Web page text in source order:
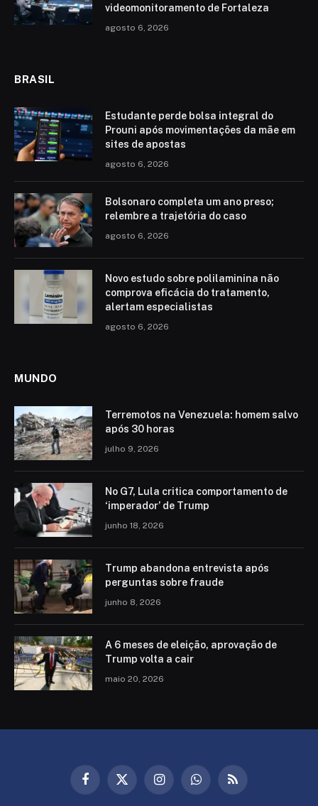
videomonitoramento de Fortaleza
agosto 6, 2026
BRASIL
Estudante perde bolsa integral do
Prouni após movimentações da mãe em
sites de apostas
agosto 6, 2026
Bolsonaro completa um ano preso;
relembre a trajetória do caso
agosto 6, 2026
Novo estudo sobre polilaminina não
comprova eficácia do tratamento,
alertam especialistas
agosto 6, 2026
MUNDO
Terremotos na Venezuela: homem salvo
após 30 horas
julho 9, 2026
No G7, Lula critica comportamento de
‘imperador’ de Trump
junho 18, 2026
Trump abandona entrevista após
perguntas sobre fraude
junho 8, 2026
A 6 meses de eleição, aprovação de
Trump volta a cair
maio 20, 2026
Facebook
X
InstagramWhatsAppRSS